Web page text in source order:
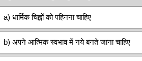
a) धार्मिक चिह्नों को पहिनना चाहिए
b) अपने आत्मिक स्वभाव में नये बनते जाना चाहिए